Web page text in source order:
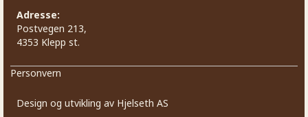
Adresse:
Postvegen 213,
4353 Klepp st.
Personvern
Design og utvikling av Hjelseth AS